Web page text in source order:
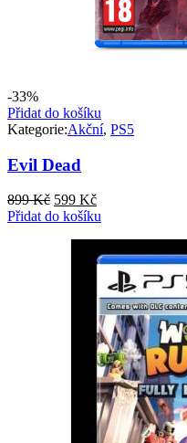
-33%
Přidat do košíku
Kategorie:Akční, PS5
Evil Dead
899Kč Původní
cena
599 KčAktuální
cena
Přidat do košíku